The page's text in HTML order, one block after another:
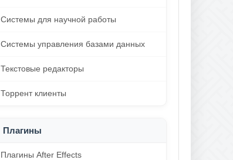
Системы для научной работы
Системы управления базами данных
Текстовые редакторы
Торрент клиенты
Плагины
Плагины After Effects